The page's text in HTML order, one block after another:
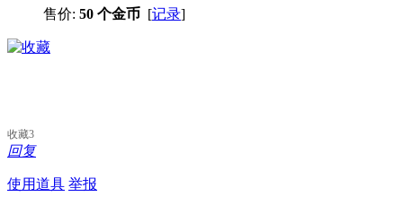
售价: 50 个金币 [记录]
收藏3
回复
使用道具 举报